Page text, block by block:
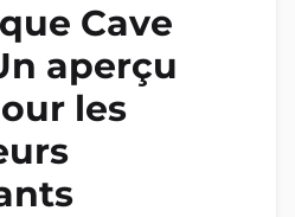
Cave
aperçu
les